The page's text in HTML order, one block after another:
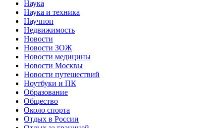
Наука
Наука и техника
Научпоп
Недвижимость
Новости
Новости ЗОЖ
Новости медицины
Новости Москвы
Новости путешествий
Ноутбуки и ПК
Образование
Общество
Около спорта
Отдых в России